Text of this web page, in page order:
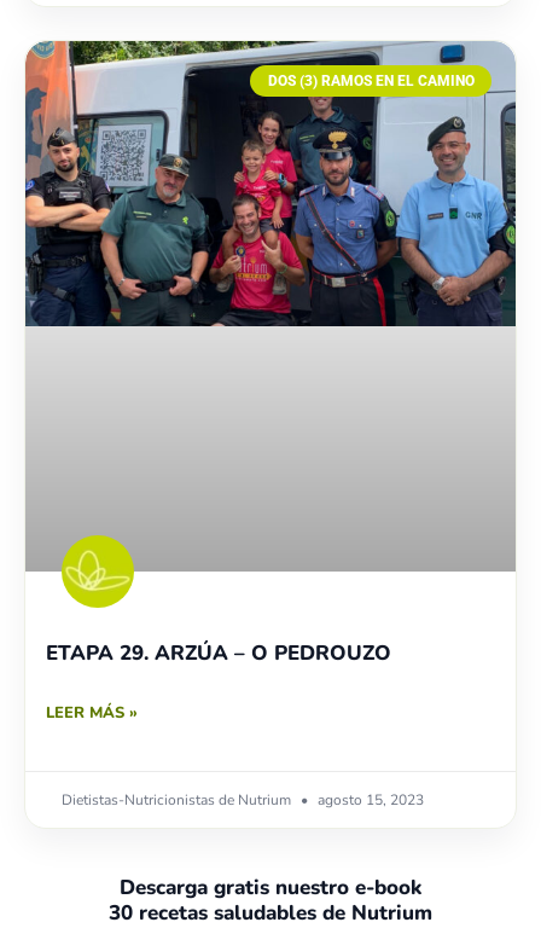
DOS (3) RAMOS EN EL CAMINO
ETAPA 29. ARZÚA – O PEDROUZO
LEER MÁS »
Dietistas-Nutricionistas de Nutrium agosto 15, 2023
Descarga gratis nuestro e-book
30 recetas saludables de Nutrium